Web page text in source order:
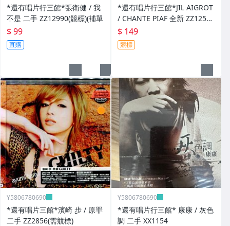
*還有唱片行三館*張衛健 / 我
不是 二手 ZZ12990(競標)(補單
$ 99
直購
*還有唱片行三館*JIL AIGROT
/ CHANTE PIAF 全新 ZZ12526
(競標)
$ 149
競標
Y5806780690
*還有唱片三館*濱崎 步 / 原罪
二手 ZZ2856(需競標)
Y5806780690
*還有唱片行三館* 康康 / 灰色
調 二手 XX1154